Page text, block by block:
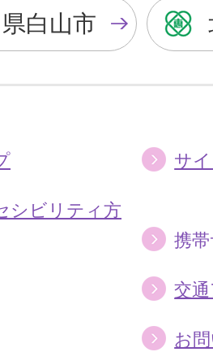
色
に
色
に
白山市
サ
シビリティ方
携
交
お